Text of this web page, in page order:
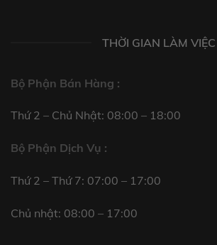
THỜI GIAN LÀM VIỆC
Bộ Phận Bán Hàng :
Thứ 2 – Chủ Nhật: 08:00 – 18:00
Bộ Phận Dịch Vụ :
Thứ 2 – Thứ 7: 07:00 – 17:00
Chủ nhật: 08:00 – 17:00